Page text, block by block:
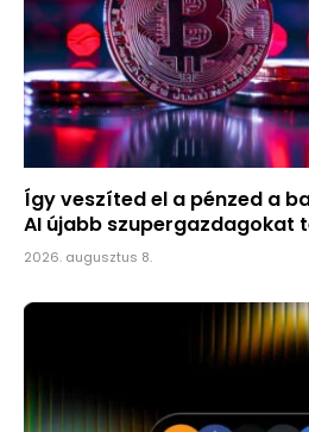
Így veszíted el a pénzed a
AI újabb szupergazdagokat
2026. augusztus 8.